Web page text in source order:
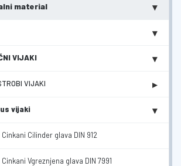
material ▾
▾
VIJAKI ▾
VIJAKI ▸
vijaki ▾
Cinkani Cilinder glava DIN 912
Cinkani Vgreznjena glava DIN 7991